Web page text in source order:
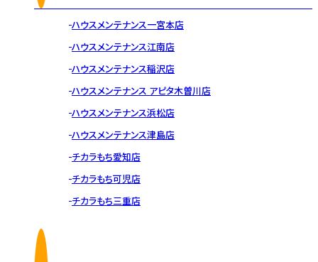
ハウスメンテナンス一宮本店
ハウスメンテナンス江南店
ハウスメンテナンス稲沢店
ハウスメンテナンス アピタ木曽川店
ハウスメンテナンス浜松店
ハウスメンテナンス津島店
チカラもち愛知店
チカラもち可児店
チカラもち三重店